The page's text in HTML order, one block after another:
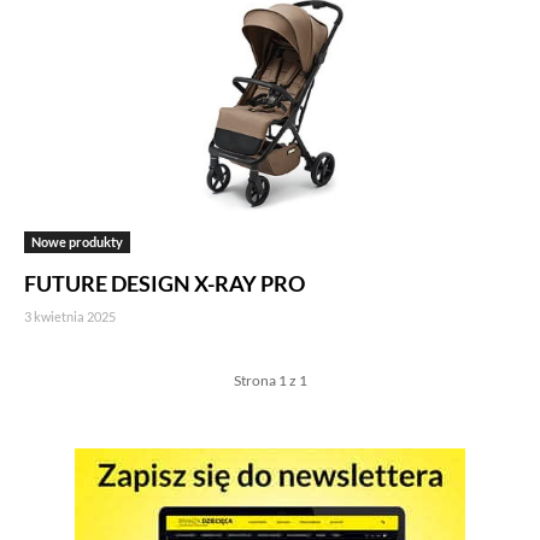
Nowe produkty
FUTURE DESIGN X-RAY PRO
3 kwietnia 2025
Strona 1 z 1